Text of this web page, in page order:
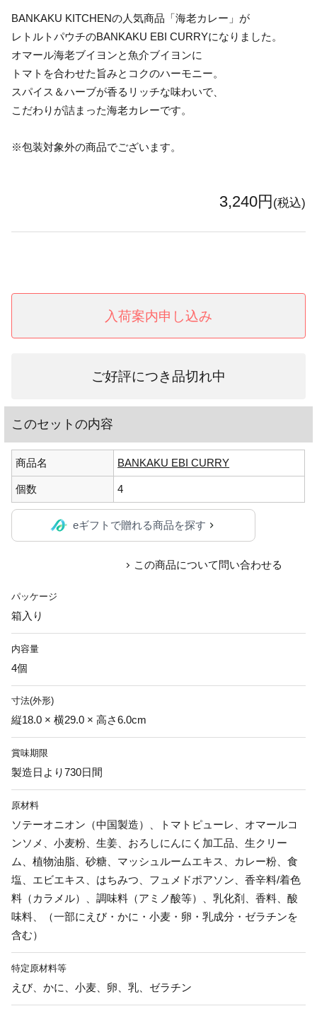
BANKAKU KITCHENの人気商品「海老カレー」が
レトルトパウチのBANKAKU EBI CURRYになりました。
オマール海老ブイヨンと魚介ブイヨンに
トマトを合わせた旨みとコクのハーモニー。
スパイス＆ハーブが香るリッチな味わいで、
こだわりが詰まった海老カレーです。
※包装対象外の商品でございます。
3,240円 (税込)
入荷案内申し込み
ご好評につき品切れ中
このセットの内容
商品名 BANKAKU EBI CURRY
個数 4
eギフトで贈れる商品を探す
この商品について問い合わせる
パッケージ
箱入り
内容量
4個
寸法(外形)
縦18.0 × 横29.0 × 高さ6.0cm
賞味期限
製造日より730日間
原材料
ソテーオニオン（中国製造）、トマトピューレ、オマールコ
ンソメ、小麦粉、生姜、おろしにんにく加工品、生クリー
ム、植物油脂、砂糖、マッシュルームエキス、カレー粉、食
塩、エビエキス、はちみつ、フュメドポアソン、香辛料/着色
料（カラメル）、調味料（アミノ酸等）、乳化剤、香料、酸
味料、（一部にえび・かに・小麦・卵・乳成分・ゼラチンを
含む）
特定原材料等
えび、かに、小麦、卵、乳、ゼラチン